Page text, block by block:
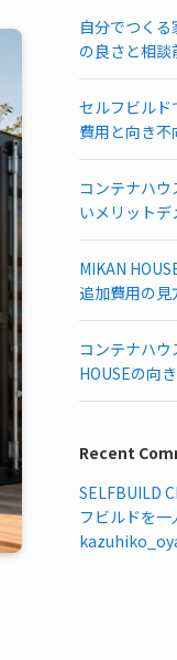
自分でつく
の良さと相談
セルフビルド
費用と向き不
コンテナハ
いメリットデ
MIKAN
追加費用の見
コンテナハ
HOUSEの向
Recent
SELFBUILD
フビルドを